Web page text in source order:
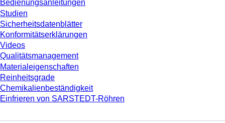
Bedienungsanleitungen
Studien
Sicherheitsdatenblätter
Konformitätserklärungen
Videos
Qualitätsmanagement
Materialeigenschaften
Reinheitsgrade
Chemikalienbeständigkeit
Einfrieren von SARSTEDT-Röhren